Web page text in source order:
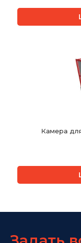
Камера